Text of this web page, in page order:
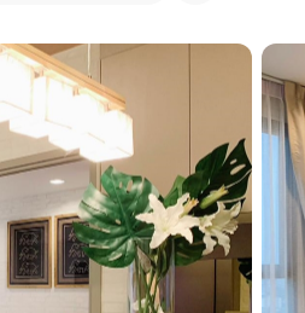
Add comparative units
Number 2